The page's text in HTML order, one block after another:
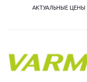
АКТУАЛЬНЫЕ